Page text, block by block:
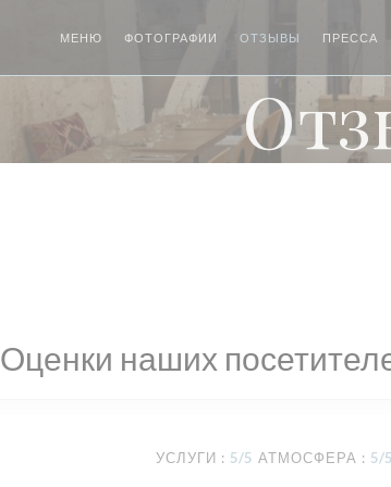
МЕНЮ ФОТОГРАФИИ ОТЗЫВЫ ПРЕССА
Оценки наших
УСЛУГИ : 5/5 АТМОСФЕРА : 5/5